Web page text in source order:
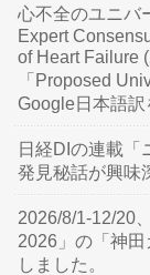
心不全のユニバ
Expert
of Heart Failure
「Proposed
Google日本語訳
日経DIの連載「
発見秘話が興味
2026/8/1-12/20
2026」の「神
しました。